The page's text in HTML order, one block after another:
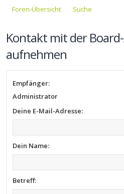
Foren-Übersicht Suche
Kontakt mit der
aufnehmen
Empfänger:
Administrator
Deine E-Mail-Adresse:
Dein Name:
Betreff: